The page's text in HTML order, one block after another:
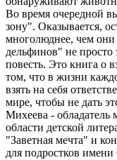
Во время очередной
зону". Оказывается,
многолюднее, чем
дельфинов" не просто
повесть. Это книга о
том, что в жизни
взять на себя
мире, чтобы не дать
Михеева - обладатель
области детской
"Заветная мечта" и
для подростков